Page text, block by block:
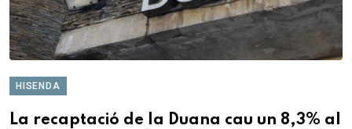
HISENDA
La recaptació de la Duana cau un 8,3% al